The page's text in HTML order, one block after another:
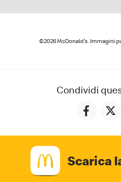
©2026 McDonald's. Immagini
Condividi
Scarica